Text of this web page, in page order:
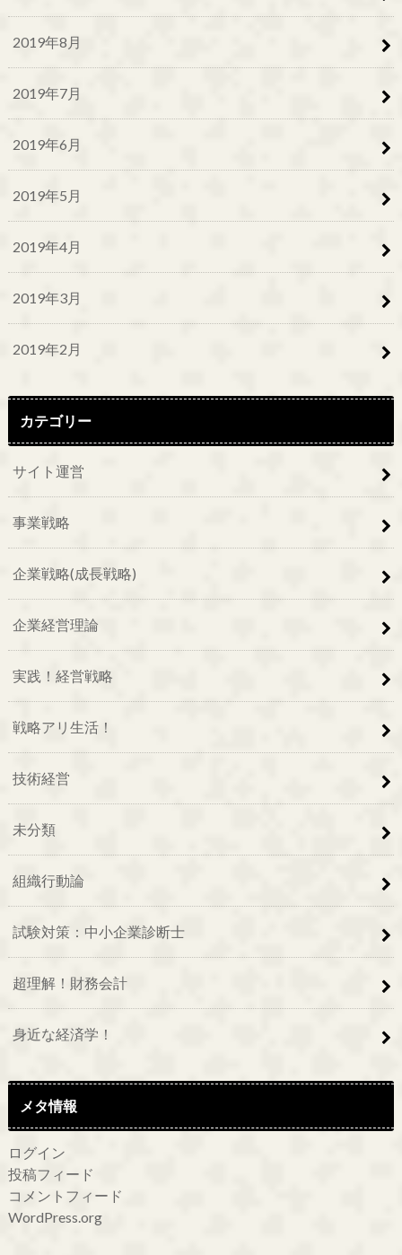
2019年8月
2019年7月
2019年6月
2019年5月
2019年4月
2019年3月
2019年2月
カテゴリー
サイト運営
事業戦略
企業戦略(成長戦略)
企業経営理論
実践！経営戦略
戦略アリ生活！
技術経営
未分類
組織行動論
試験対策：中小企業診断士
超理解！財務会計
身近な経済学！
メタ情報
ログイン
投稿フィード
コメントフィード
WordPress.org